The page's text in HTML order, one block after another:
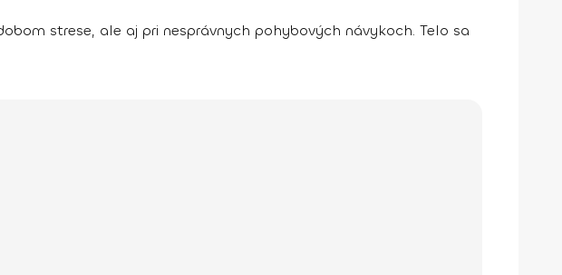
strese, ale aj pri nesprávnych pohybových návykoch. Telo sa